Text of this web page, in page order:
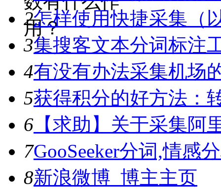
用？
2怎样使用快捷采集（
3集搜客文本分词标注
4有没有办法采集机场
5获得积分的好方法：
6 【求助】关于采集阿
7GooSeeker分词,情感
8新浪微博_博主主页